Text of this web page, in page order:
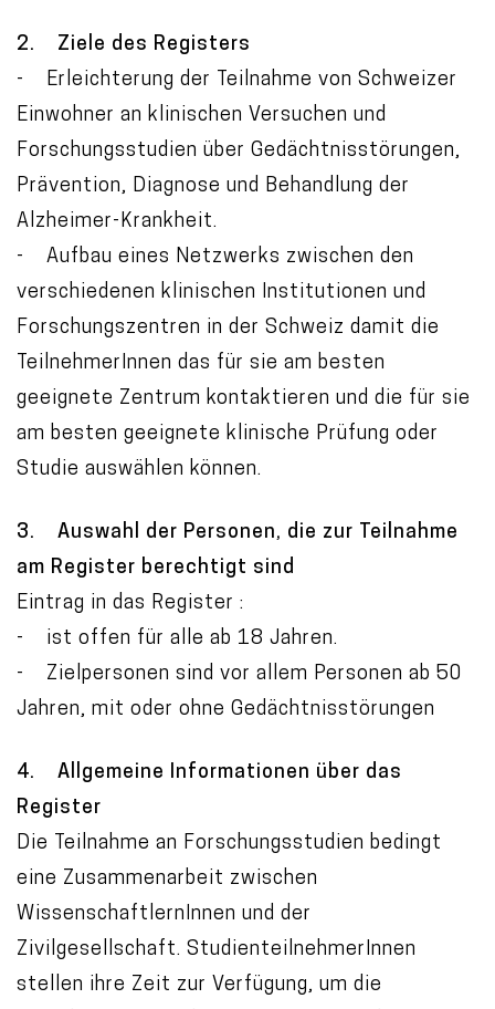
2. Ziele des Registers
- Erleichterung der Teilnahme von Schweizer
Einwohner an klinischen Versuchen und
Forschungsstudien über Gedächtnisstörungen,
Prävention, Diagnose und Behandlung der
Alzheimer-Krankheit.
- Aufbau eines Netzwerks zwischen den
verschiedenen klinischen Institutionen und
Forschungszentren in der Schweiz damit die
TeilnehmerInnen das für sie am besten
geeignete Zentrum kontaktieren und die für sie
am besten geeignete klinische Prüfung oder
Studie auswählen können.
3. Auswahl der Personen, die zur Teilnahme
am Register berechtigt sind
Eintrag in das Register :
- ist offen für alle ab 18 Jahren.
- Zielpersonen sind vor allem Personen ab 50
Jahren, mit oder ohne Gedächtnisstörungen
4. Allgemeine Informationen über das
Register
Die Teilnahme an Forschungsstudien bedingt
eine Zusammenarbeit zwischen
WissenschaftlernInnen und der
Zivilgesellschaft. StudienteilnehmerInnen
stellen ihre Zeit zur Verfügung, um die